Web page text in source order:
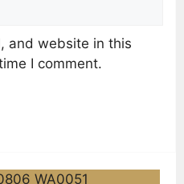
and website in this
I comment.